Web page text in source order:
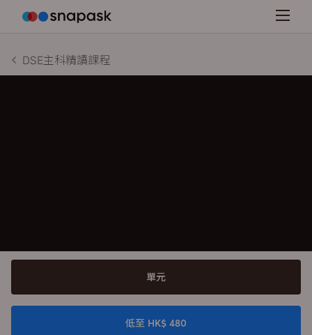
DSE主科精讀課程
單元
低至 HK$ 480